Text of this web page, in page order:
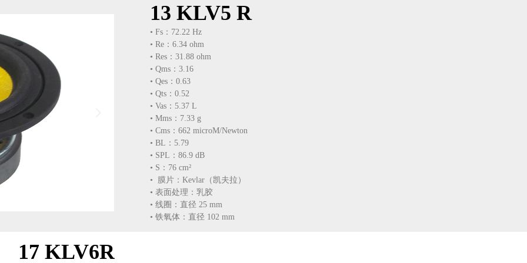
13 KLV5 R
• Fs：72.22 Hz
• Re：6.34 ohm
• Res：31.88 ohm
• Qms：3.16
• Qes：0.63
• Qts：0.52
• Vas：5.37 L
• Mms：7.33 g
• Cms：662 microM/Newton
• BL：5.79
• SPL：86.9 dB
• S：76 cm²
• 膜片：Kevlar（凯夫拉）
• 表面处理：乳胶
• 线圈：直径 25 mm
• 铁氧体：直径 102 mm
17 KLV6R